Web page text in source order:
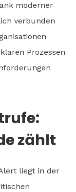
moderner
verbunden
Prozessen
zählt
liegt in der